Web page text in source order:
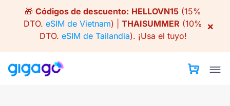
🎁 Códigos de descuento: HELLOVN15 (15%
DTO. eSIM de Vietnam) | THAISUMMER (10%
DTO. eSIM de Tailandia). ¡Usa el tuyo!
×